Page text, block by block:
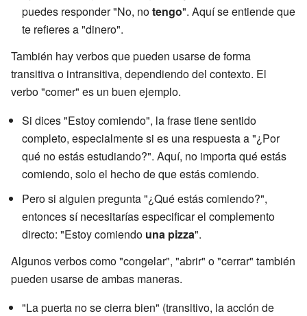
puedes responder "No, notengo". Aquí se entiende que
te refieres a "dinero".
También hay verbos que pueden usarse de forma
transitiva o intransitiva, dependiendo del contexto. El
verbo "comer" es un buen ejemplo.
Si dices "Estoy comiendo", la frase tiene sentido
completo, especialmente si es una respuesta a "¿Por
qué no estás estudiando?". Aquí, no importa qué estás
comiendo, solo el hecho de que estás comiendo.
Pero si alguien pregunta "¿Qué estás comiendo?",
entonces sí necesitarías especificar el complemento
directo: "Estoy comiendo una pizza".
Algunos verbos como "congelar", "abrir" o "cerrar" también
pueden usarse de ambas maneras.
"La puerta no se cierra bien" (transitivo, la acción de